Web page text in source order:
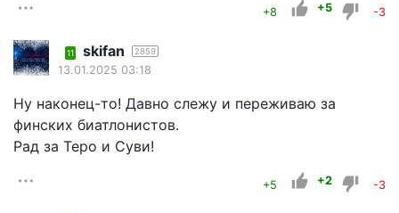
+8 +5 -3
11 skifan 2859
13.01.2025 03:18
Ну наконец-то! Давно слежу и переживаю за
финских биатлонистов.
Рад за Теро и Суви!
+5 +2 -3